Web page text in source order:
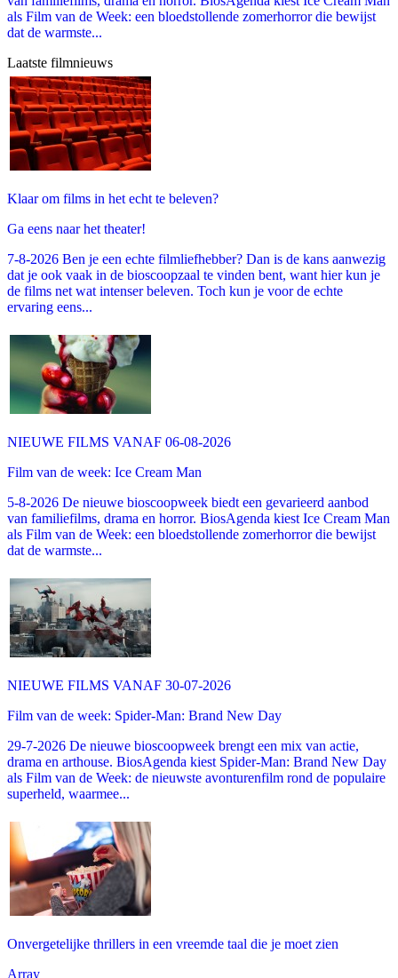
als Film van de Week: een bloedstollende zomerhorror die bewijst
dat de warmste...
Laatste filmnieuws
Klaar om films in het echt te beleven?
Ga eens naar het theater!
7-8-2026 Ben je een echte filmliefhebber? Dan is de kans aanwezig
dat je ook vaak in de bioscoopzaal te vinden bent, want hier kun je
de films net wat intenser beleven. Toch kun je voor de echte
ervaring eens...
NIEUWE FILMS VANAF 06-08-2026
Film van de week: Ice Cream Man
5-8-2026 De nieuwe bioscoopweek biedt een gevarieerd aanbod
van familiefilms, drama en horror. BiosAgenda kiest Ice Cream Man
als Film van de Week: een bloedstollende zomerhorror die bewijst
dat de warmste...
NIEUWE FILMS VANAF 30-07-2026
Film van de week: Spider-Man: Brand New Day
29-7-2026 De nieuwe bioscoopweek brengt een mix van actie,
drama en arthouse. BiosAgenda kiest Spider-Man: Brand New Day
als Film van de Week: de nieuwste avonturenfilm rond de populaire
superheld, waarmee...
Onvergetelijke thrillers in een vreemde taal die je moet zien
Array